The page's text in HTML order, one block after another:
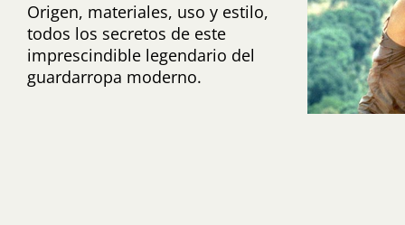
Origen, materiales, uso y estilo,
todos los secretos de este
imprescindible legendario del
guardarropa moderno.